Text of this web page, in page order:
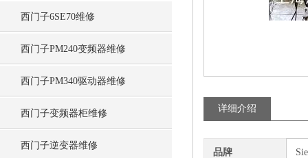
西门子6SE70维修
西门子PM240变频器维修
西门子PM340驱动器维修
西门子变频器柜维修
西门子逆变器维修
详细介绍
品牌